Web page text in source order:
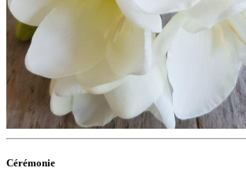
Cérémonie